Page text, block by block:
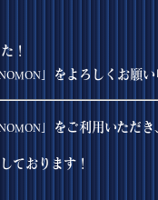
！
」をよろしくお願い
」をご利用いただき
ております！